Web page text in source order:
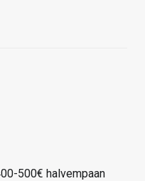
500€ halvempaan